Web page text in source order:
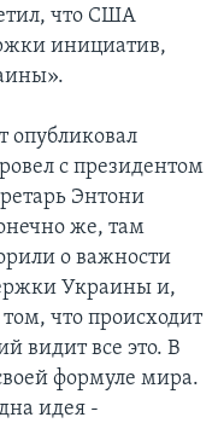
что США
инициатив,
опубликовал
с президентом
Энтони
же, там
о важности
Украины и,
что происходит
видит все это. В
формуле мира.
идея -